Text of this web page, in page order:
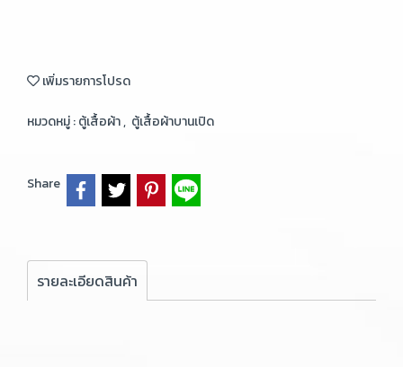
เพิ่มรายการโปรด
หมวดหมู่ :ตู้เสื้อผ้า, ตู้เสื้อผ้าบานเปิด
Share
รายละเอียดสินค้า